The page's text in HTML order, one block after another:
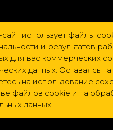
сайт использует файлы
и результатов
для вас коммерческих
данных. Оставаясь
на использование
файлов cookie и на
данных.
с нами по